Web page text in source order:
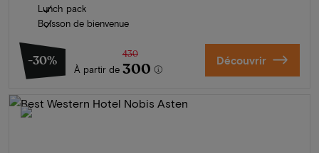
Lunch pack
Boisson de bienvenue
-30%
À partir de
430
300 Découvrir